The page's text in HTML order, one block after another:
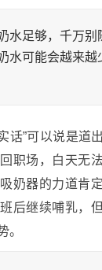
水足够，千万别
水可能会越来越
话”可以说是道
职场，白天无
奶器的力道肯
后继续哺乳，
。